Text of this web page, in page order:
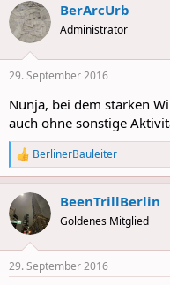
BerArcUrb
Administrator
29. September 2016
Nunja, bei dem starken
auch ohne sonstige
R
e
a
c
t
i
s
BerlinerBauleiter
BeenTrillBerlin
Goldenes Mitglied
29. September 2016